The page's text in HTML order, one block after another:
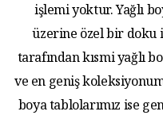
işlemi yoktur. Yağlı
üzerine özel bir doku
tarafından kısmi yağlı
ve en geniş
boya tablolarımız ise